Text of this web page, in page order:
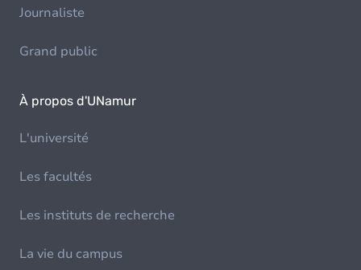
Journaliste
Grand public
À propos d'UNamur
L'université
Les facultés
Les instituts de recherche
La vie du campus